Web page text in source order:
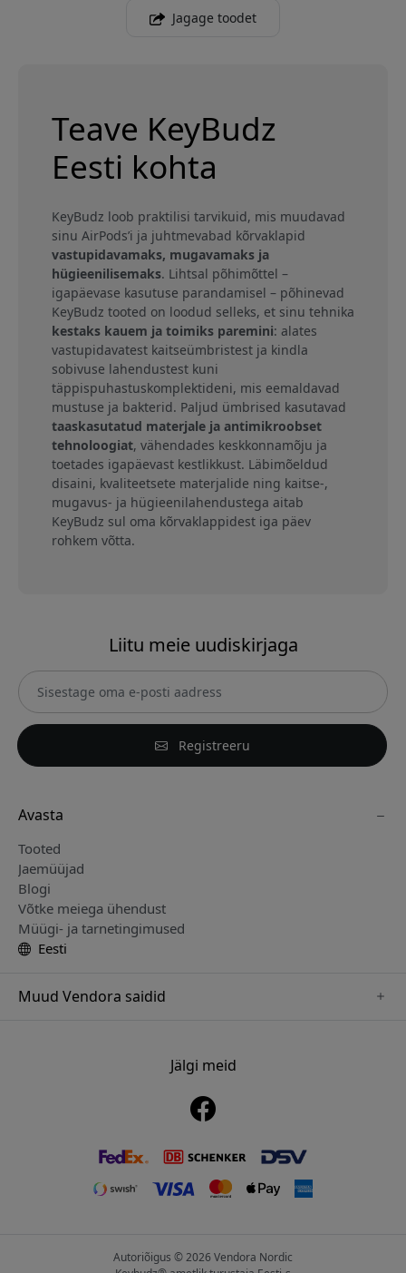
Jagage toodet
Teave KeyBudz
Eesti kohta
KeyBudz loob praktilisi tarvikuid, mis muudavad
sinu AirPods’i ja juhtmevabad kõrvaklapid
vastupidavamaks, mugavamaks ja
hügieenilisemaks. Lihtsal põhimõttel –
igapäevase kasutuse parandamisel – põhinevad
KeyBudz tooted on loodud selleks, et sinu tehnika
kestaks kauem ja toimiks paremini: alates
vastupidavatest kaitseümbristest ja kindla
sobivuse lahendustest kuni
täppispuhastuskomplektideni, mis eemaldavad
mustuse ja bakterid. Paljud ümbrised kasutavad
taaskasutatud materjale ja antimikroobset
tehnoloogiat, vähendades keskkonnamõju ja
toetades igapäevast kestlikkust. Läbimõeldud
disaini, kvaliteetsete materjalide ning kaitse-,
mugavus- ja hügieenilahendustega aitab
KeyBudz sul oma kõrvaklappidest iga päev
rohkem võtta.
Liitu meie uudiskirjaga
Registreeru
Avasta
Tooted
Jaemüüjad
Blogi
Võtke meiega ühendust
Müügi- ja tarnetingimused
Eesti
Muud Vendora saidid
www.myfirst.se
Jälgi meid
Autoriõigus © 2026 Vendora Nordic